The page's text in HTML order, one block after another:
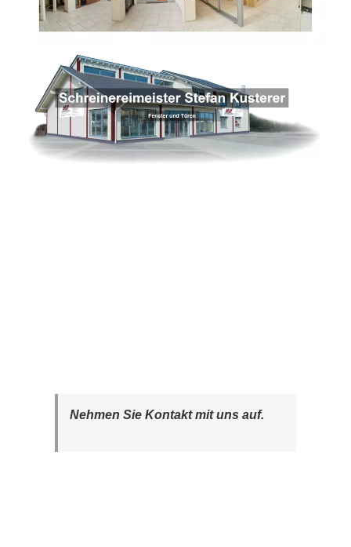
Nehmen Sie Kontakt mit uns auf.